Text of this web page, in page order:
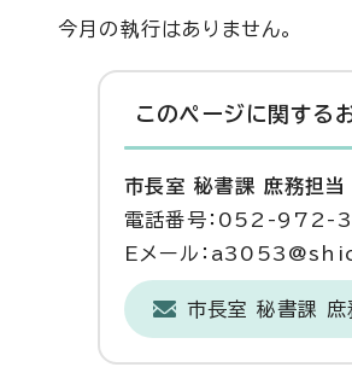
今月の執行はありません。
このページに関する
市長室 秘書課 庶務担当
電話番号：052-972-
Eメール：
市長室 秘書課 庶